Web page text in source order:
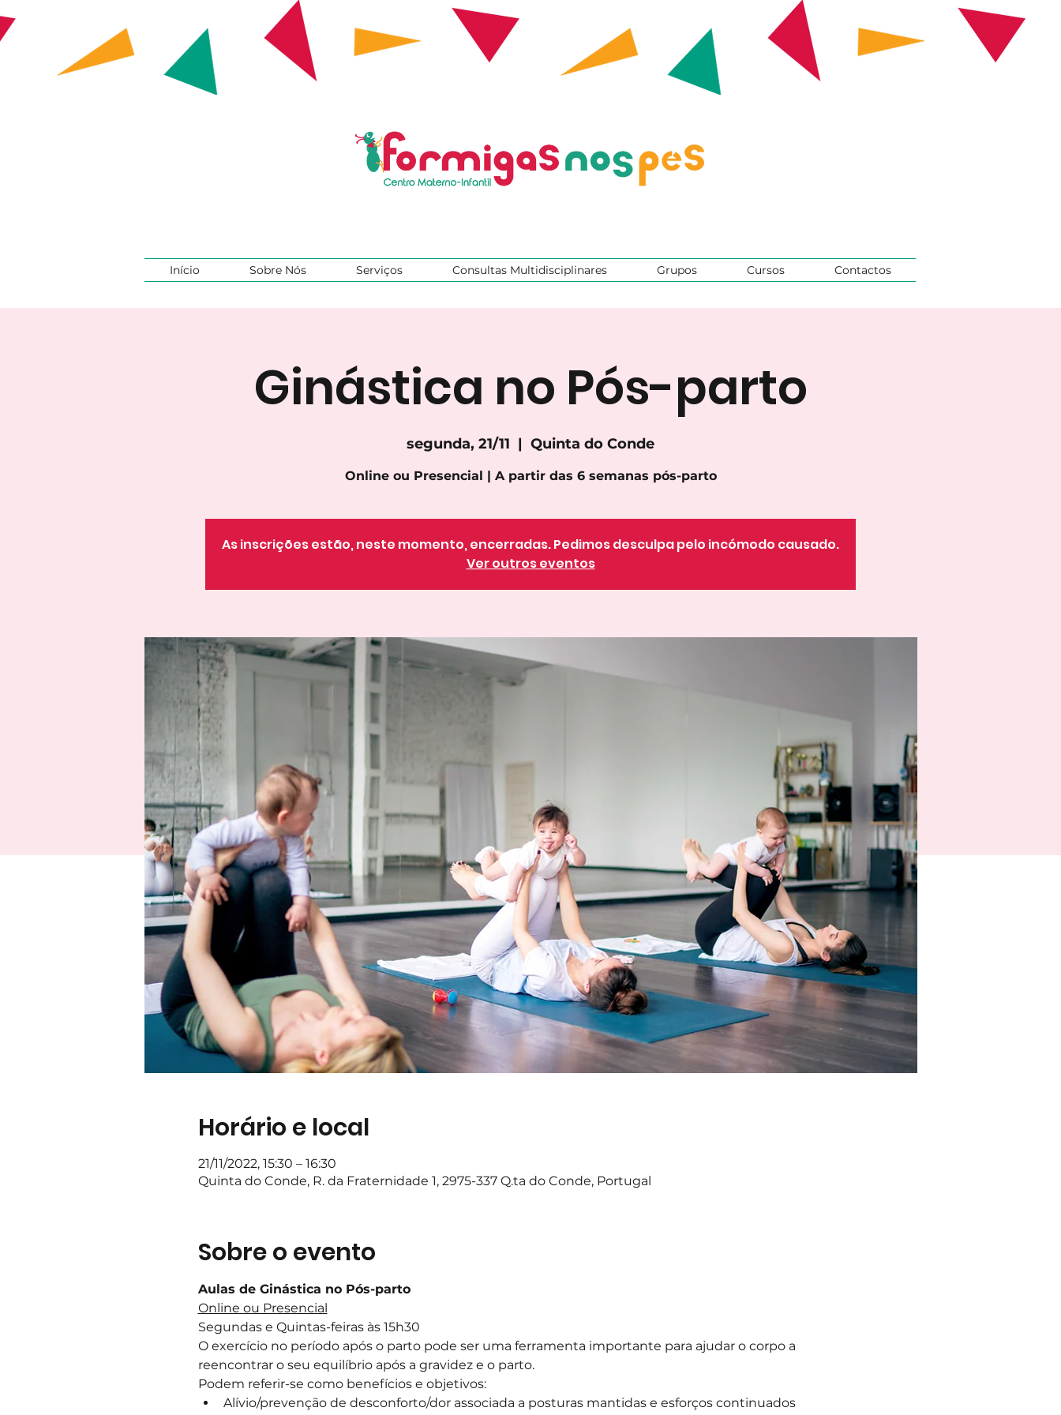
Início Sobre Nós Serviços Consultas Multidisciplinares Grupos Cursos Contactos
Ginástica no Pós-parto
segunda, 21/11
  |
Quinta do Conde
Online ou Presencial | A partir das 6 semanas pós-parto
As inscrições estão, neste momento, encerradas. Pedimos desculpa pelo incómodo causado.
Ver outros eventos
Horário e local
21/11/2022, 15:30 – 16:30
Quinta do Conde, R. da Fraternidade 1, 2975-337 Q.ta do Conde, Portugal
Sobre o evento
Aulas de Ginástica no Pós-parto
Online ou Presencial
Segundas e Quintas-feiras às 15h30
O exercício no período após o parto pode ser uma ferramenta importante para ajudar o corpo a
reencontrar o seu equilíbrio após a gravidez e o parto.
Podem referir-se como benefícios e objetivos:
Alívio/prevenção de desconforto/dor associada a posturas mantidas e esforços continuados